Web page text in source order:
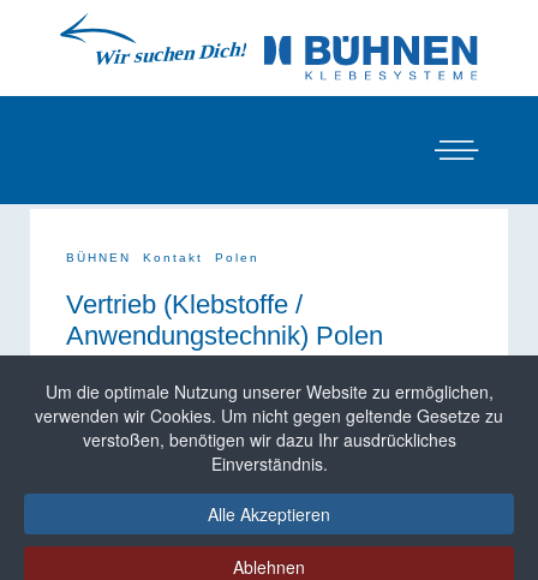
BÜHNEN Kontakt Polen
Vertrieb (Klebstoffe /
Anwendungstechnik) Polen
Das Team der BUEHNEN Polska Sp. z o.o.
berät
Sie vor Ort oder in der Zentrale in Breslau, um eine
Kombination ausAuftragstechnik und
Klebstoffen zu finden, die auf Ihre Anwendung
maßgeschneidert ist. BÜHNEN bietet mit
Um die optimale Nutzung unserer Website zu ermöglichen,
verwenden wir Cookies. Um nicht gegen geltende Gesetze zu
verstoßen, benötigen wir dazu Ihr ausdrückliches
Einverständnis.
Alle Akzeptieren
Ablehnen